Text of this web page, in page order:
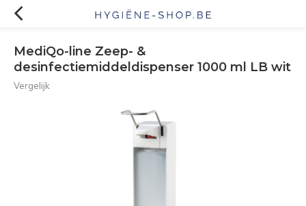
MediQo-line Zeep- &
desinfectiemiddeldispenser 1000 ml LB wit
Vergelijk